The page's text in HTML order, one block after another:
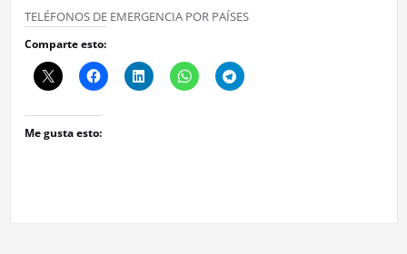
TELÉFONOS DE EMERGENCIA POR PAÍSES
Comparte esto:
Me gusta esto: